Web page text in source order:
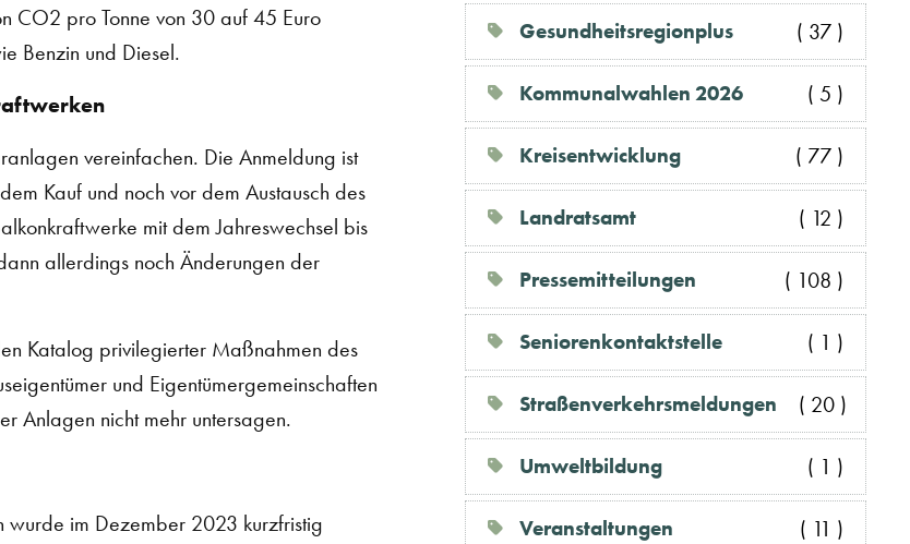
CO2 pro Tonne von 30 auf 45 Euro
Benzin und Diesel.
vereinfachen. Die Anmeldung ist
Kauf und noch vor dem Austausch des
mit dem Jahreswechsel bis
allerdings noch Änderungen der
Katalog privilegierter Maßnahmen des
und Eigentümergemeinschaften
Anlagen nicht mehr untersagen.
wurde im Dezember 2023 kurzfristig
Gesundheitsregionplus ( 37 )
Kommunalwahlen 2026 ( 5 )
Kreisentwicklung ( 77 )
Landratsamt ( 12 )
Pressemitteilungen ( 108 )
Seniorenkontaktstelle ( 1 )
Straßenverkehrsmeldungen ( 20 )
Umweltbildung ( 1 )
Veranstaltungen ( 11 )